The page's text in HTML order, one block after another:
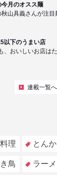
月のオスス麺
山具義さんが注目
以下のうまい店
、おいしいお店は
連載一覧へ
理 とん
鳥 ラー